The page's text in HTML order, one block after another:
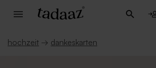
hochzeit → dankeskarten